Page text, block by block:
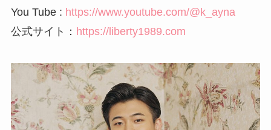
You Tube : https://www.youtube.com/@k_ayna
公式サイト： https://liberty1989.com